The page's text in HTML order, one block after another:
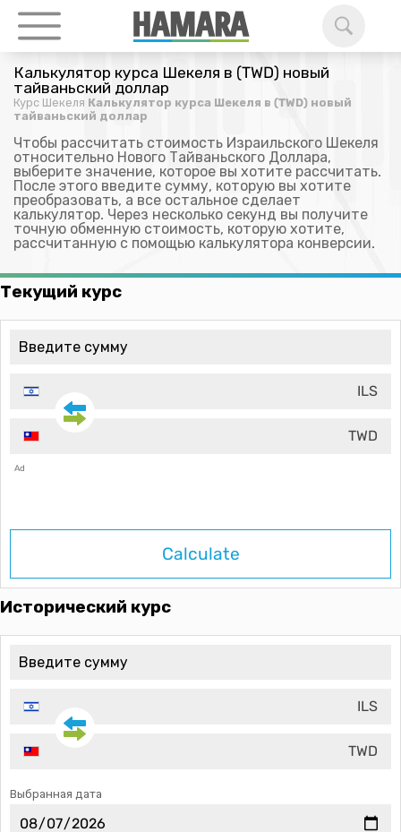
Калькулятор курса Шекеля в (TWD) новый
тайваньский доллар
Курс Шекеля Калькулятор курса Шекеля в (TWD) новый
тайваньский доллар
Чтобы рассчитать стоимость Израильского Шекеля
относительно Нового Тайваньского Доллара,
выберите значение, которое вы хотите рассчитать.
После этого введите сумму, которую вы хотите
преобразовать, а все остальное сделает
калькулятор. Через несколько секунд вы получите
точную обменную стоимость, которую хотите,
рассчитанную с помощью калькулятора конверсии.
Текущий курс
ILS
TWD
Ad
Calculate
Исторический курс
ILS
TWD
Выбранная дата